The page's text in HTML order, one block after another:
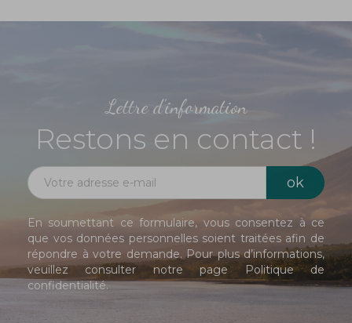
Lettre d'information
Restons en contact !
En soumettant ce formulaire, vous consentez à ce
que vos données personnelles soient traitées afin de
répondre à votre demande. Pour plus d’informations,
veuillez consulter notre page Politique de
confidentialité.